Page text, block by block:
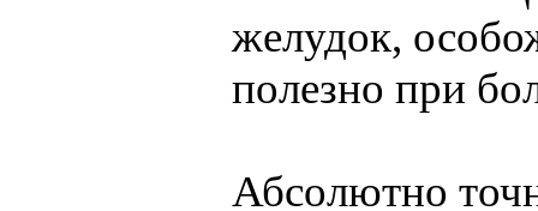
желудок,
полезно при
Абсолютно